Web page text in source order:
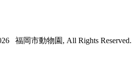
福岡市動物園, All Rights Reserved.